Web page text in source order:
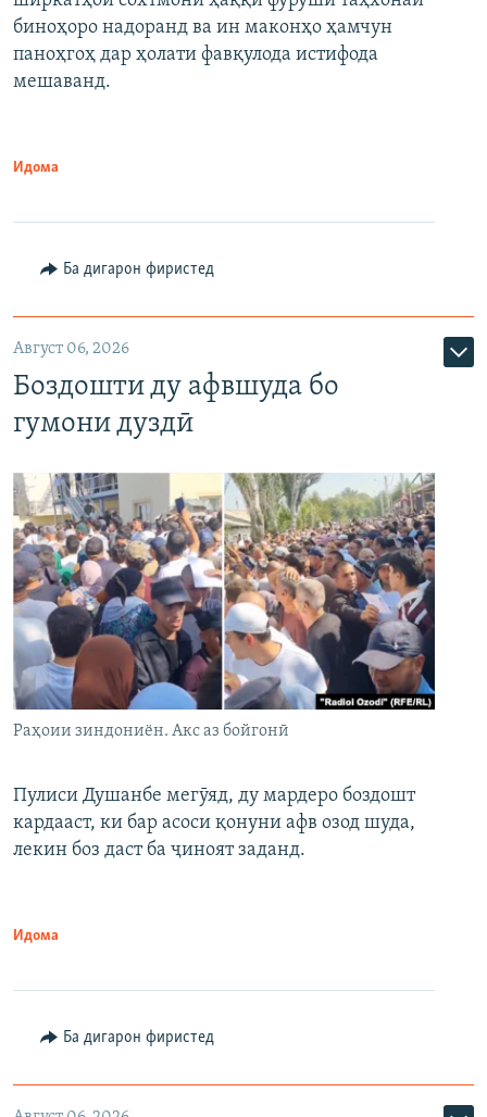
биноҳоро надоранд ва ин маконҳо ҳамчун
паноҳгоҳ дар ҳолати фавқулода истифода
мешаванд.
Идома
Ба дигарон фиристед
Август 06, 2026
Боздошти ду афвшуда бо
гумони дуздӣ
Раҳоии зиндониён. Акс аз бойгонӣ
Пулиси Душанбе мегӯяд, ду мардеро боздошт
кардааст, ки бар асоси қонуни афв озод шуда,
лекин боз даст ба ҷиноят заданд.
Идома
Ба дигарон фиристед